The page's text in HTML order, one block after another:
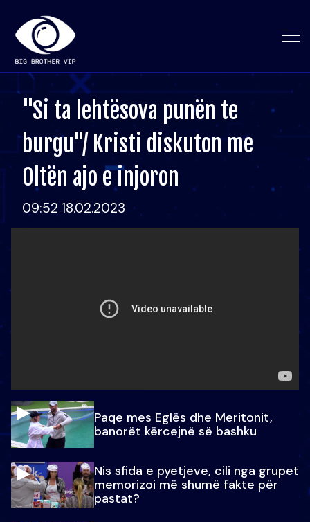
"Si ta lehtësova punën te
burgu"/ Kristi diskuton me
Oltën ajo e injoron
09:52 18.02.2023
Paqe mes Eglës dhe Meritonit,
banorët kërcejnë së bashku
Nis sfida e pyetjeve, cili nga grupet
memorizoi më shumë fakte për
pastat?